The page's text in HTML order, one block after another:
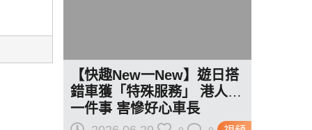
【快趣New一New】遊日搭
錯車獲「特殊服務」 港人做
一件事 害慘好心車長